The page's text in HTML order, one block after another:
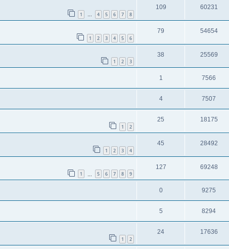
1 … 4 5 6 7 8
109 60231
1 2 3 4 5 6
79 54654
1 2 3
38 25569
1 7566
4 7507
1 2
25 18175
1 2 3 4
45 28492
1 5 6 7 8 9
127 69248
0 9275
5 8294
1 2
24 17636